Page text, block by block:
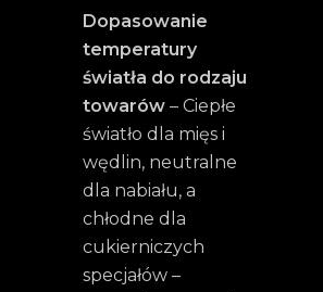
Dopasowanie
temperatury
światła do rodzaju
towarów – Ciepłe
światło dla mięs i
wędlin, neutralne
dla nabiału, a
chłodne dla
cukierniczych
specjałów –